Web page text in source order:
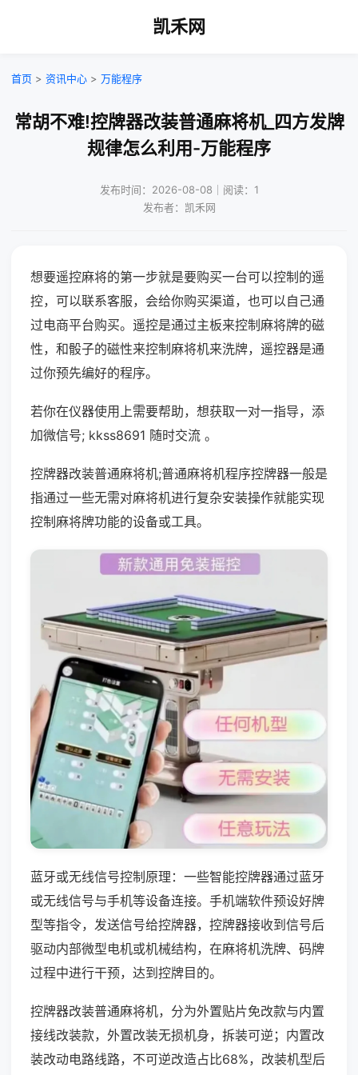
凯禾网
首页 > 资讯中心 > 万能程序
常胡不难!控牌器改装普通麻将机_四方发牌
规律怎么利用-万能程序
发布时间：2026-08-08｜阅读：1
发布者：凯禾网
想要遥控麻将的第一步就是要购买一台可以控制的遥
控，可以联系客服，会给你购买渠道，也可以自己通
过电商平台购买。遥控是通过主板来控制麻将牌的磁
性，和骰子的磁性来控制麻将机来洗牌，遥控器是通
过你预先编好的程序。
若你在仪器使用上需要帮助，想获取一对一指导，添
加微信号; kkss8691 随时交流 。
控牌器改装普通麻将机;普通麻将机程序控牌器一般是
指通过一些无需对麻将机进行复杂安装操作就能实现
控制麻将牌功能的设备或工具。
蓝牙或无线信号控制原理：一些智能控牌器通过蓝牙
或无线信号与手机等设备连接。手机端软件预设好牌
型等指令，发送信号给控牌器，控牌器接收到信号后
驱动内部微型电机或机械结构，在麻将机洗牌、码牌
过程中进行干预，达到控牌目的。
控牌器改装普通麻将机，分为外置贴片免改款与内置
接线改装款，外置改装无损机身，拆装可逆；内置改
装改动电路线路，不可逆改造占比68%，改装机型后